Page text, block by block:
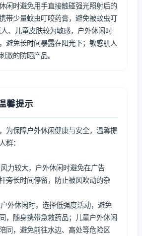
闲时避免用手直接触碰强光照射后的
带少量蚊虫叮咬药膏，避免被蚊虫叮
、儿童皮肤较为敏感，户外休闲时
避免长时间暴露在阳光下；敏感肌人
激的防晒产品。
馨提示
为保障户外休闲健康与安全，温馨提
群：
力较大，户外休闲时避免在广告
旁长时间停留，防止被风吹动的杂
外休闲时，选择低强度活动，避免
，随身携带急救药品；儿童户外休闲
同，避免前往水边、高处等危险区